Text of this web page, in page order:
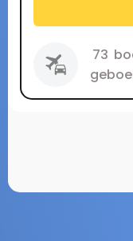
73